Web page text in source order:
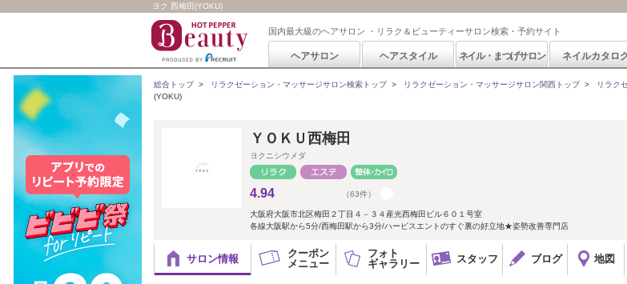
ヨク 西梅田(YOKU)
国内最大級のヘアサロン ・リラク＆ビューティーサロン検索・予約サイト
ヘアサロン ヘアスタイル ネイル・まつげサロン ネイルカタロ
総合トップ> リラクゼーション・マッサージサロン検索トップ> リラクゼーション・マッサージサロン関西トップ> リラク
(YOKU)
ＹＯＫＵ西梅田
ヨクニシウメダ
4.94 （63件）
大阪府大阪市北区梅田２丁目４－３４産光西梅田ビル６０１号室
各線大阪駅から5分/西梅田駅から3分/ハービスエントのすぐ裏の好立地★姿勢改善専門店
サロン情報
クーポン
メニュー
フォト
ギャラリー
スタッフ ブログ 地図